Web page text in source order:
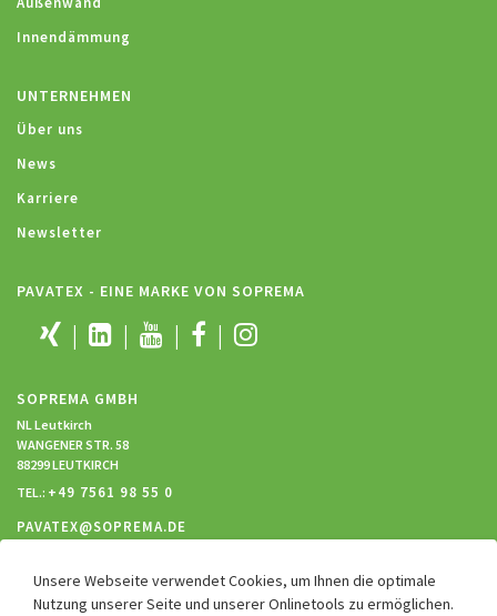
Innendämmung
UNTERNEHMEN
Über uns
News
Karriere
Newsletter
PAVATEX - EINE MARKE VON SOPREMA
SOPREMA GMBH
NL Leutkirch
WANGENER STR. 58
88299 LEUTKIRCH
TEL.: +49 7561 98 55 0
PAVATEX@SOPREMA.DE
RECHTLICHES
Unsere Webseite verwendet Cookies, um Ihnen die optimale
Nutzung unserer Seite und unserer Onlinetools zu ermöglichen.